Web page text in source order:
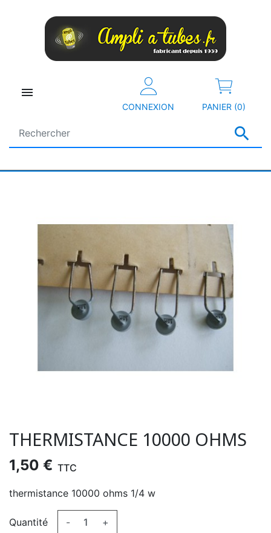


CONNEXION PANIER (0)
THERMISTANCE 10000 OHMS
1,50 € TTC
thermistance 10000 ohms 1/4 w
Quantité - +